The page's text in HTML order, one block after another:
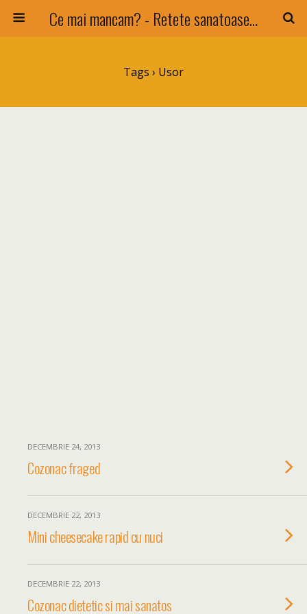
Ce mai mancam? - Retete sanatoase si nu numai !
Tags › Usor
DECEMBRIE 24, 2013
Cozonac fraged
DECEMBRIE 22, 2013
Mini cheesecake rapid cu nuci
DECEMBRIE 22, 2013
Cozonac dietetic si mai sanatos